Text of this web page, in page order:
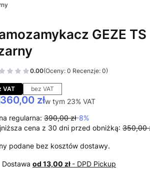
GEZE
0.00(Oceny: 0 Recenzje: 0)
Przejdź do sekcji Opinie
VAT bez VAT
360,00 złw tym 23% VAT
w tym 23% VAT
regularna: 390,00 zł-8%
cena z 30 dni przed obniżką: 350,00
podane bez kosztów dostawy.
Dostawa od 13,00 zł - DPD Pickup